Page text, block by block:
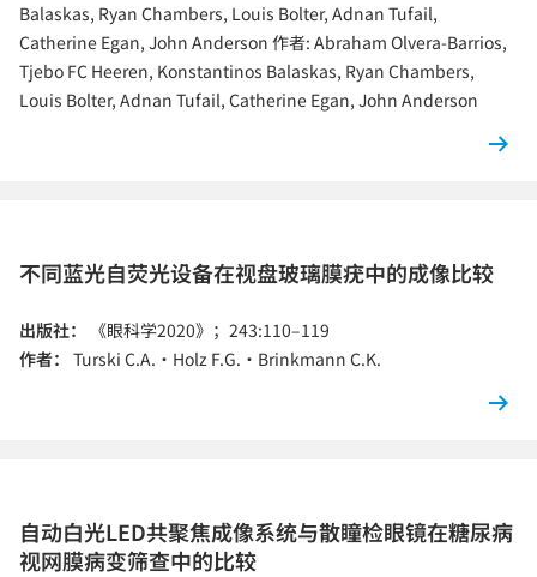
Balaskas, Ryan Chambers, Louis Bolter, Adnan Tufail,
Catherine Egan, John Anderson 作者: Abraham Olvera-Barrios,
Tjebo FC Heeren, Konstantinos Balaskas, Ryan Chambers,
Louis Bolter, Adnan Tufail, Catherine Egan, John Anderson
不同蓝光自荧光设备在视盘玻璃膜疣中的成像比较
出版社：
《眼科学2020》；243:110–119
作者： Turski C.A.·Holz F.G.·Brinkmann C.K.
自动白光LED共聚焦成像系统与散瞳检眼镜在糖尿病
视网膜病变筛查中的比较